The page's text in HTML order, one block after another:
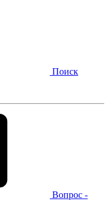
Поиск
Вопрос -